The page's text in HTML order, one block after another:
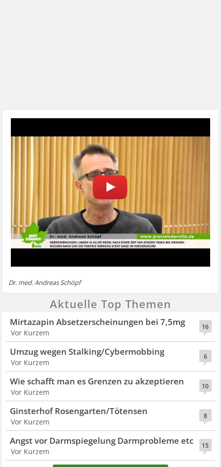
Dr. med. Andreas Schöpf
Aktuelle Top Themen
16
Mirtazapin Absetzerscheinungen bei 7,5mg
Vor Kurzem
6
Umzug wegen Stalking/Cybermobbing
Vor Kurzem
10
Wie schafft man es Grenzen zu akzeptieren
Vor Kurzem
8
Ginsterhof Rosengarten/Tötensen
Vor Kurzem
15
Angst vor Darmspiegelung Darmprobleme etc
Vor Kurzem